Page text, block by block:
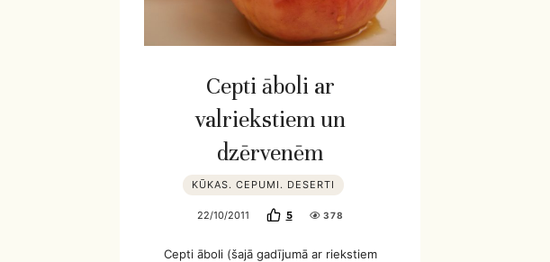
Cepti āboli ar
valriekstiem un
dzērvenēm
KŪKAS. CEPUMI. DESERTI
22/10/2011 5 378
Cepti āboli (šajā gadījumā ar riekstiem